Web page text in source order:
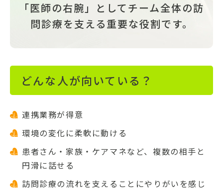
「医師の右腕」としてチーム全体の訪
問診療を支える重要な役割です。
どんな人が向いている？
連携業務が得意
環境の変化に柔軟に動ける
患者さん・家族・ケアマネなど、複数の相手と
円滑に話せる
訪問診療の流れを支えることにやりがいを感じ